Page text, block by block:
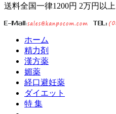
送料全国一律1200円 2万円以
ホーム
精力剤
漢方薬
媚薬
経口避妊薬
ダイエット
特 集